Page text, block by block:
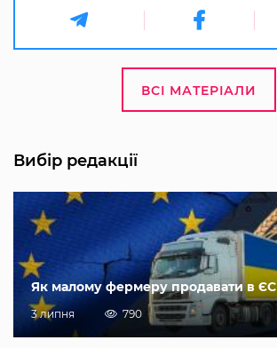
ВСІ МАТЕРІАЛИ
Вибір редакції
Як малому фермеру продавати в ЄС
3 липня 790